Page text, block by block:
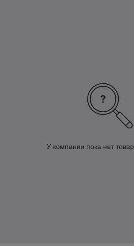
У компании пока нет